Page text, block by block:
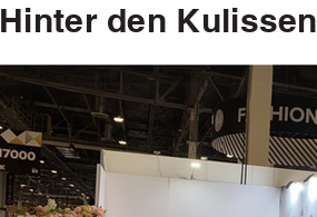
Hinter den Kulissen